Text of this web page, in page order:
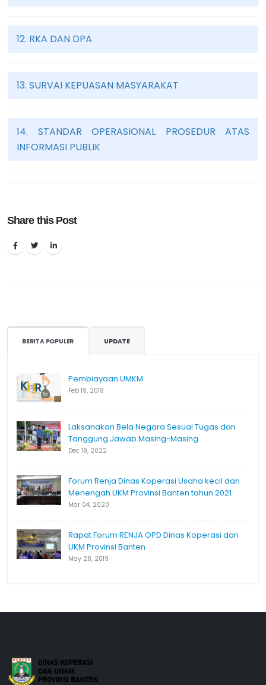
12. RKA DAN DPA
13. SURVAI KEPUASAN MASYARAKAT
14. STANDAR OPERASIONAL PROSEDUR ATAS
INFORMASI PUBLIK
Share this Post
BERITA POPULER UPDATE
Pembiayaan UMKM
Feb 19, 2018
Laksanakan Bela Negara Sesuai Tugas dan
Tanggung Jawab Masing-Masing
Dec 19, 2022
Forum Renja Dinas Koperasi Usaha kecil dan
Menengah UKM Provinsi Banten tahun 2021
Mar 04, 2020
Rapat Forum RENJA OPD Dinas Koperasi dan
UKM Provinsi Banten
May 28, 2019